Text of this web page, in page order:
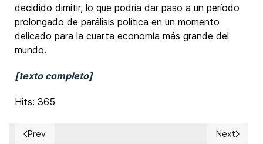
decidido dimitir, lo que podría dar paso a un período
prolongado de parálisis política en un momento
delicado para la cuarta economía más grande del
mundo.
[texto completo]
Hits: 365
Previous article: Argentina: Provincia de Buenos Aires
Prev Next
Next